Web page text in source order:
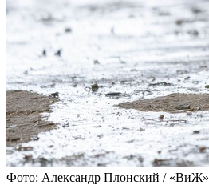
Фото: Александр Плонский / «ВиЖ»